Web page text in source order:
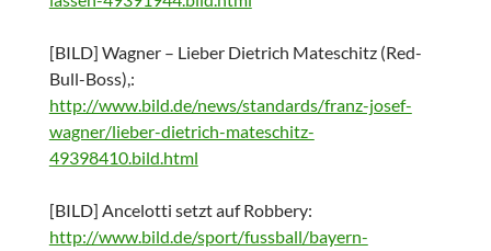
[BILD] Wagner – Lieber Dietrich Mateschitz (Red-
Bull-Boss),:
http://www.bild.de/news/standards/franz-josef-
wagner/lieber-dietrich-mateschitz-
49398410.bild.html
[BILD] Ancelotti setzt auf Robbery:
http://www.bild.de/sport/fussball/bayern-